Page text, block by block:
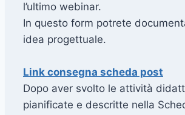
l’ultimo webinar.
In questo form potrete
idea progettuale.
Link consegna scheda post
Dopo aver svolto le attività
pianificate e descritte nella